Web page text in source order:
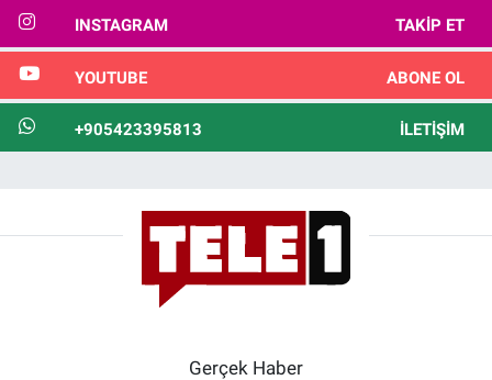
INSTAGRAM TAKIP ET
YOUTUBE ABONE OL
+905423395813 İLETIŞIM
Gerçek Haber